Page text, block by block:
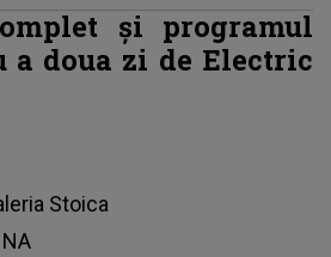
și programul
a doua zi de Electric
Stoica